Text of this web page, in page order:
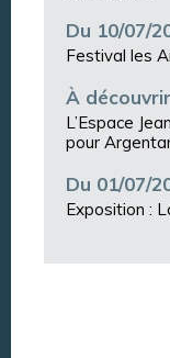
Du 10/07/
Festival les
À découvrir
L’Espace
pour
Du 01/07/
Exposition :